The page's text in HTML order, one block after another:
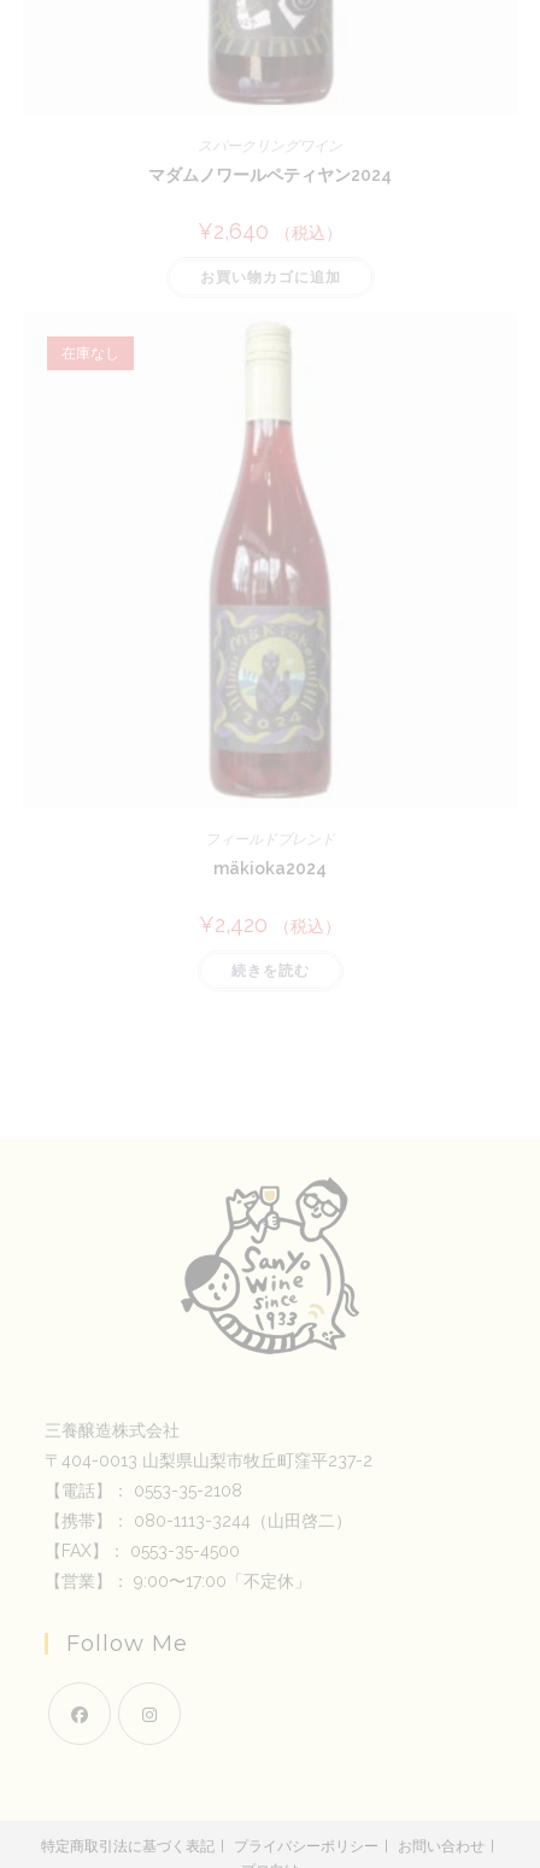
スパークリングワイン
マダムノワールペティヤン2024
¥2,640 （税込）
お買い物カゴに追加
在庫なし
フィールドブレンド
mäkioka2024
¥2,420 （税込）
続きを読む
三養醸造株式会社
〒404-0013 山梨県山梨市牧丘町窪平237-2
【電話】： 0553-35-2108
【携帯】： 080-1113-3244（山田啓二）
【FAX】： 0553-35-4500
【営業】： 9:00〜17:00「不定休」
Follow Me
タ
タ
特定商取引法に基づく表記 プライバシーポリシー
お問い合わせ